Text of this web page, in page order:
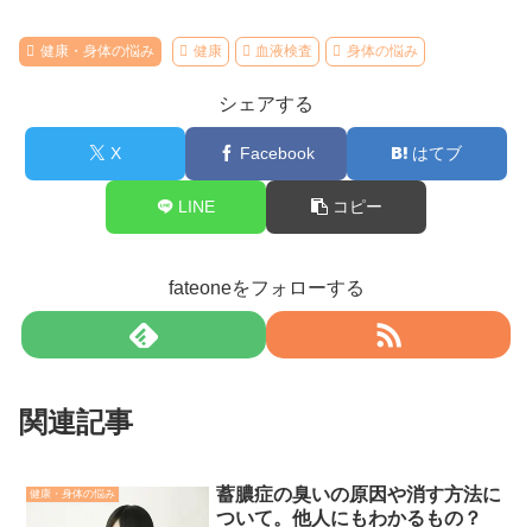
健康・身体の悩み 健康 血液検査 身体の悩み
シェアする
X Facebook はてブ
LINE コピー
fateoneをフォローする
関連記事
健康・身体の悩み
蓄膿症の臭いの原因や消す方法に
ついて。他人にもわかるもの？